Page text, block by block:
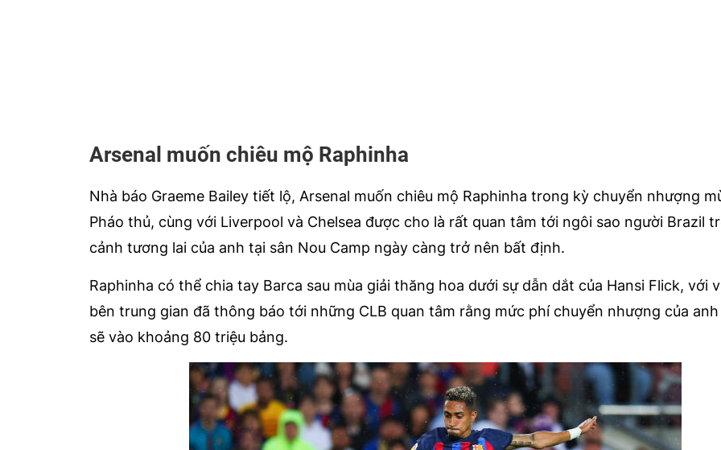
Arsenal muốn chiêu mộ Raphinha
Nhà báo Graeme Bailey tiết lộ, Arsenal muốn chiêu mộ Raphinha trong kỳ chuyển nhượng
Pháo thủ, cùng với Liverpool và Chelsea được cho là rất quan tâm tới ngôi sao người Brazil
cảnh tương lai của anh tại sân Nou Camp ngày càng trở nên bất định.
Raphinha có thể chia tay Barca sau mùa giải thăng hoa dưới sự dẫn dắt của Hansi Flick, với
bên trung gian đã thông báo tới những CLB quan tâm rằng mức phí chuyển nhượng của anh
sẽ vào khoảng 80 triệu bảng.